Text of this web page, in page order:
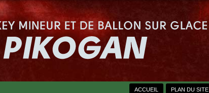
PLAN DU SITE
ACCUEIL